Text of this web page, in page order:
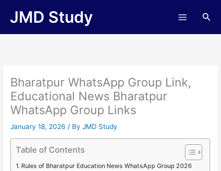
JMD Study
Bharatpur WhatsApp Group Link,
Educational News Bharatpur
WhatsApp Group Links
January 18, 2026/ ByJMD Study
Table of Contents
Rules of Bharatpur Education News WhatsApp Group 2026